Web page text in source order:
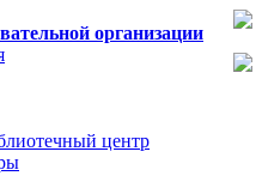
организации
центр